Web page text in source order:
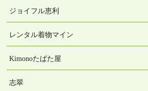
ジョイフル恵利
レンタル着物マイン
Kimonoたばた屋
志翠